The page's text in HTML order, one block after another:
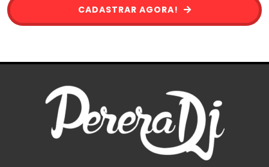
CADASTRAR AGORA!